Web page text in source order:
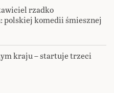
rzadko
polskiej komedii śmiesznej
kraju – startuje trzeci